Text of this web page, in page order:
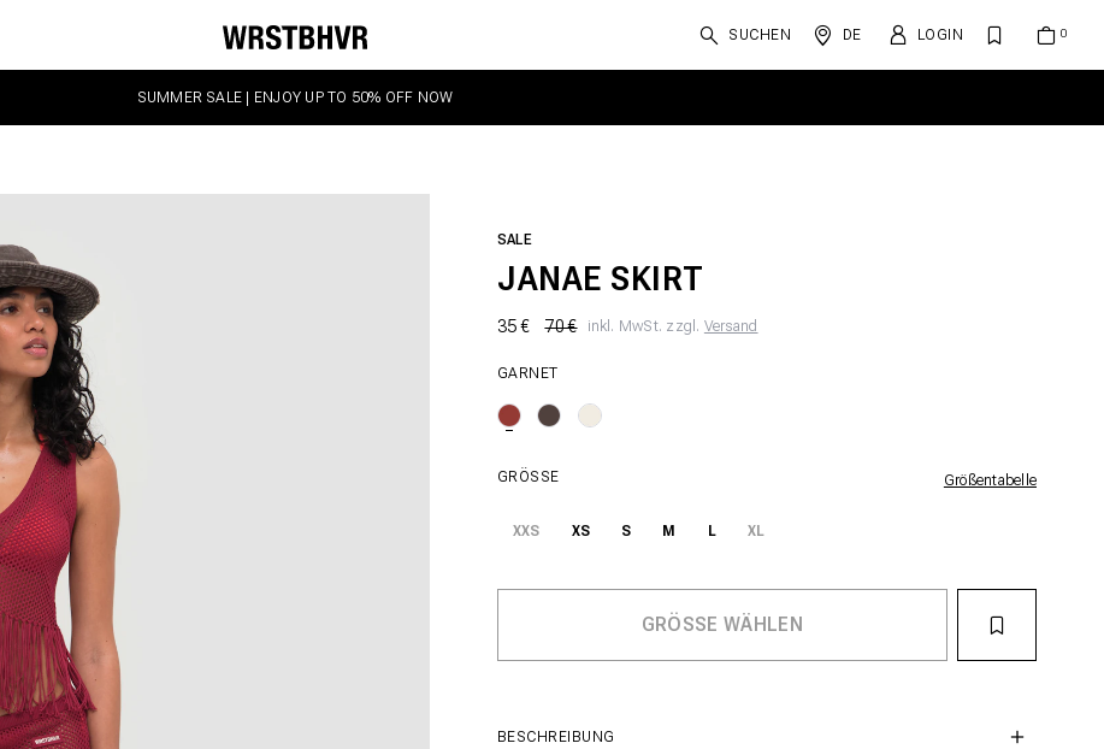
SUCHEN DE LOGIN
SUMMER SALE | ENJOY UP TO 50% OFF NOW
SALE
JANAE SKIRT
35 € 70 € inkl. MwSt. zzgl. Versand
GARNET
GRÖSSE Größentabelle
XXS XS S M L XL
BESCHREIBUNG